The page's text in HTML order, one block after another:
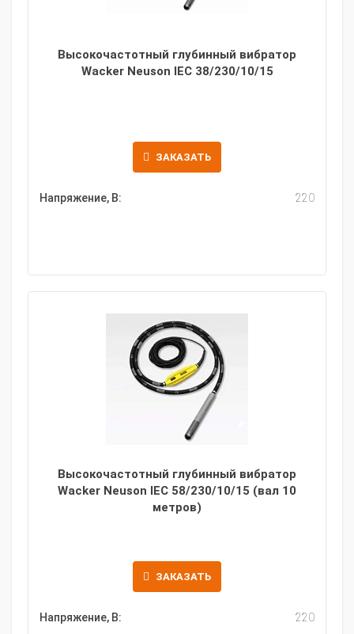
Высокочастотный глубинный вибратор
Wacker Neuson IEC 38/230/10/15
ЗАКАЗАТЬ
Напряжение, В: 220
Высокочастотный глубинный вибратор
Wacker Neuson IEC 58/230/10/15 (вал 10
метров)
ЗАКАЗАТЬ
Напряжение, В: 220